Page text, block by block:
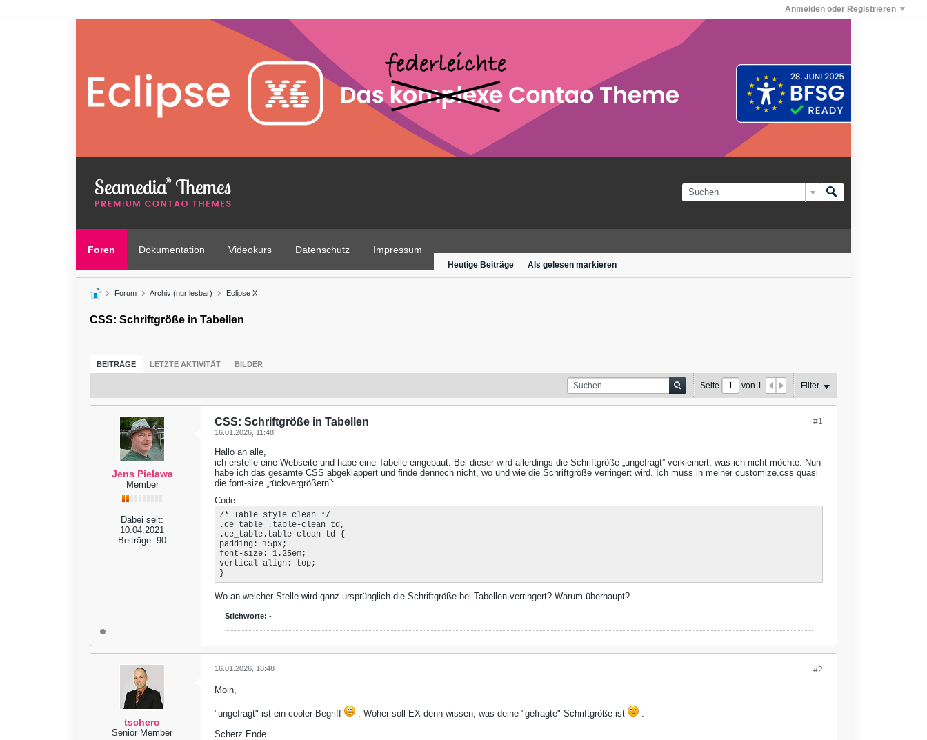
Anmelden oder Registrieren
Foren Dokumentation Videokurs Datenschutz Impressum
Heutige Beiträge Als gelesen markieren
Forum Archiv (nur lesbar) Eclipse X
CSS: Schriftgröße in Tabellen
BEITRÄGE LETZTE AKTIVITÄT BILDER
Seite von 1 Filter
Jens Pielawa
Member
Dabei seit:
10.04.2021
Beiträge: 90
#1
CSS: Schriftgröße in Tabellen
16.01.2026, 11:48
Hallo an alle,
ich erstelle eine Webseite und habe eine Tabelle eingebaut. Bei dieser wird allerdings die Schriftgröße „ungefragt” verkleinert, was ich nicht möchte. Nun
habe ich das gesamte CSS abgeklappert und finde dennoch nicht, wo und wie die Schriftgröße verringert wird. Ich muss in meiner customize.css quasi
die font-size „rückvergrößern”:
Code:
/* Table style clean */
.ce_table .table-clean td,
.ce_table.table-clean td {
padding: 15px;
font-size: 1.25em;
vertical-align: top;
}
Wo an welcher Stelle wird ganz ursprünglich die Schriftgröße bei Tabellen verringert? Warum überhaupt?
Stichworte: -
tschero
Senior Member
#2
16.01.2026, 18:48
Moin,
"ungefragt" ist ein cooler Begriff . Woher soll EX denn wissen, was deine "gefragte" Schriftgröße ist
.
Scherz Ende.